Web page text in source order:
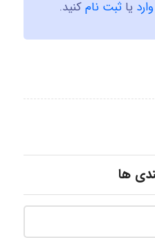
وارد یا ثبت نامکنید.
ها